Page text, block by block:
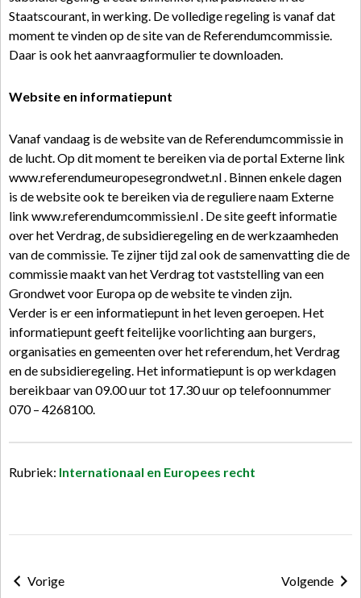
Staatscourant, in werking. De volledige regeling is vanaf dat
moment te vinden op de site van de Referendumcommissie.
Daar is ook het aanvraagformulier te downloaden.
Website en informatiepunt
Vanaf vandaag is de website van de Referendumcommissie in
de lucht. Op dit moment te bereiken via de portal Externe link
www.referendumeuropesegrondwet.nl . Binnen enkele dagen
is de website ook te bereiken via de reguliere naam Externe
link www.referendumcommissie.nl . De site geeft informatie
over het Verdrag, de subsidieregeling en de werkzaamheden
van de commissie. Te zijner tijd zal ook de samenvatting die de
commissie maakt van het Verdrag tot vaststelling van een
Grondwet voor Europa op de website te vinden zijn.
Verder is er een informatiepunt in het leven geroepen. Het
informatiepunt geeft feitelijke voorlichting aan burgers,
organisaties en gemeenten over het referendum, het Verdrag
en de subsidieregeling. Het informatiepunt is op werkdagen
bereikbaar van 09.00 uur tot 17.30 uur op telefoonnummer
070 – 4268100.
Rubriek: Internationaal en Europees recht
Vorige
Volgende